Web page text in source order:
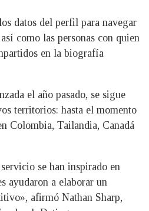
datos del perfil para navegar
como las personas con quien
en la biografía
el año pasado, se sigue
territorios: hasta el momento
Colombia, Tailandia, Canadá
se han inspirado en
ayudaron a elaborar un
afirmó Nathan Sharp,